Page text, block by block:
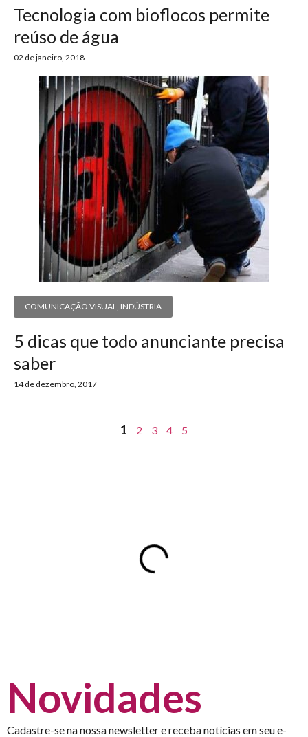
Tecnologia com bioflocos permite
reúso de água
02 de janeiro, 2018
COMUNICAÇÃO VISUAL INDÚSTRIA
5 dicas que todo anunciante precisa
saber
14 de dezembro, 2017
1 2 3 4 5
Novidades
Cadastre-se na nossa newsletter e receba notícias em seu e-